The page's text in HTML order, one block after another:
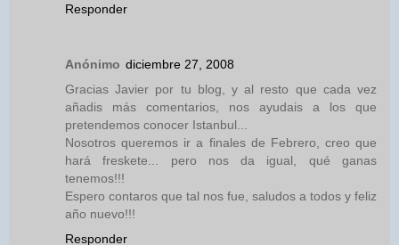
Responder
Anónimo diciembre 27, 2008
Gracias Javier por tu blog, y al resto que cada vez
añadis más comentarios, nos ayudais a los que
pretendemos conocer Istanbul...
Nosotros queremos ir a finales de Febrero, creo que
hará freskete... pero nos da igual, qué ganas
tenemos!!!
Espero contaros que tal nos fue, saludos a todos y feliz
año nuevo!!!
Responder